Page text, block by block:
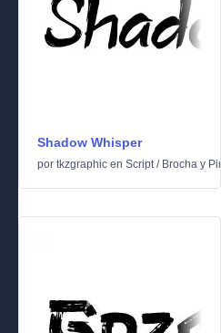
Shadow Whisper
por tkzgraphic en Script/ Brocha y